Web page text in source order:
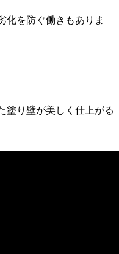
化を防ぐ働きもありま
塗り壁が美しく仕上がる